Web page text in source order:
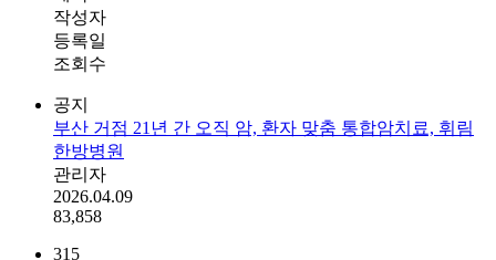
작성자
등록일
조회수
공지
부산 거점 21년 간 오직 암, 환자 맞춤 통합암치료, 휘림
한방병원
관리자
2026.04.09
83,858
315